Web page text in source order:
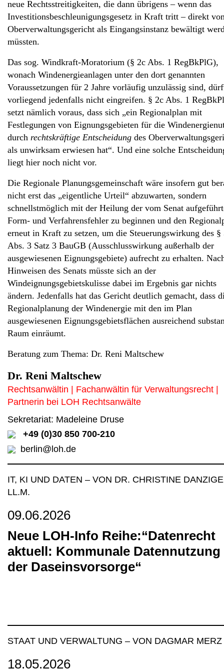
neue Rechtsstreitigkeiten, die dann übrigens – wenn das
Investitionsbeschleunigungsgesetz in Kraft tritt – direkt
Oberverwaltungsgericht als Eingangsinstanz bewältigt
müssten.
Das sog. Windkraft-Moratorium (§ 2c Abs. 1 RegBkPlG),
wonach Windenergieanlagen unter den dort genannten
Voraussetzungen für 2 Jahre vorläufig unzulässig sind,
vorliegend jedenfalls nicht eingreifen. § 2c Abs. 1
setzt nämlich voraus, dass sich „ein Regionalplan mit
Festlegungen von Eignungsgebieten für die
durch rechtskräftige Entscheidung des
als unwirksam erwiesen hat“. Und eine solche
liegt hier noch nicht vor.
Die Regionale Planungsgemeinschaft wäre insofern gut
nicht erst das „eigentliche Urteil“ abzuwarten, sondern
schnellstmöglich mit der Heilung der vom Senat
Form- und Verfahrensfehler zu beginnen und den
erneut in Kraft zu setzen, um die Steuerungswirkung des §
Abs. 3 Satz 3 BauGB (Ausschlusswirkung außerhalb der
ausgewiesenen Eignungsgebiete) aufrecht zu erhalten.
Hinweisen des Senats müsste sich an der
Windeignungsgebietskulisse dabei im Ergebnis gar nichts
ändern. Jedenfalls hat das Gericht deutlich gemacht, dass
Regionalplanung der Windenergie mit den im Plan
ausgewiesenen Eignungsgebietsflächen ausreichend
Raum einräumt.
Beratung zum Thema: Dr. Reni Maltschew
Dr. Reni Maltschew
Rechtsanwältin | Fachanwältin für Verwaltungsrecht |
Partnerin bei LOH Rechtsanwälte
Sekretariat: Madeleine Druse
+49 (0)30 850 700-210
berlin@loh.de
IT, KI UND DATEN – VON DR. CHRISTINE
LL.M.
09.06.2026
Neue LOH-Info Reihe:“Datenrecht
aktuell: Kommunale Datennutzung
der Daseinsvorsorge“
STAAT UND VERWALTUNG – VON DAGMAR MERZ
18.05.2026